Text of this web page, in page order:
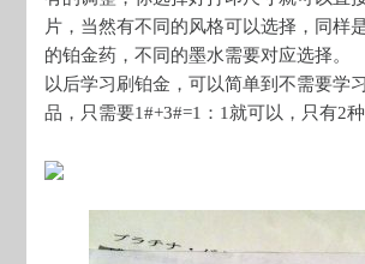
片，当然有不同的风格可以选择，同样
的铂金药，不同的墨水需要对应选择。
以后学习刷铂金，可以简单到不需要学
品，只需要1#+3#=1：1就可以，只有2种